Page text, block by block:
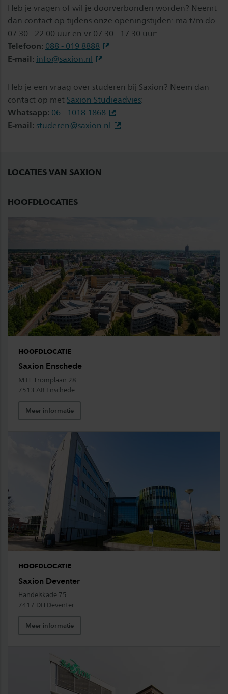
Heb je vragen of wil je doorverbonden worden? Neemt
dan contact op tijdens onze openingstijden: ma t/m do
07.30 - 22.00 uur en vr 07.30 - 17.30 uur:
Telefoon: 088 - 019 8888
E-mail: info@saxion.nl
Heb je een vraag over studeren bij Saxion? Neem dan
contact op met Saxion Studieadvies:
Whatsapp: 06 - 1018 1868
E-mail: studeren@saxion.nl
LOCATIES VAN SAXION
HOOFDLOCATIES
HOOFDLOCATIE
Saxion Enschede
M.H. Tromplaan 28
7513 AB Enschede
Meer informatie
HOOFDLOCATIE
Saxion Deventer
Handelskade 75
7417 DH Deventer
Meer informatie